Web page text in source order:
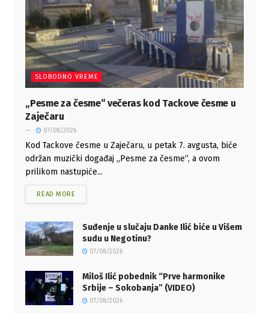
SLOBODNO VREME
„Pesme za česme“ večeras kod Tackove česme u
Zaječaru
07/08/2026
Kod Tackove česme u Zaječaru, u petak 7. avgusta, biće
održan muzički događaj „Pesme za česme“, a ovom
prilikom nastupiće...
READ MORE
Suđenje u slučaju Danke Ilić biće u Višem
sudu u Negotinu?
07/08/2026
Miloš Ilić pobednik “Prve harmonike
Srbije – Sokobanja” (VIDEO)
07/08/2026